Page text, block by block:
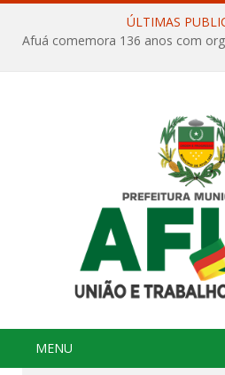
ÚLTIMAS
MENU